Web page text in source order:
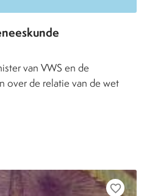
van VWS en de
over de relatie van de wet
favorite_border